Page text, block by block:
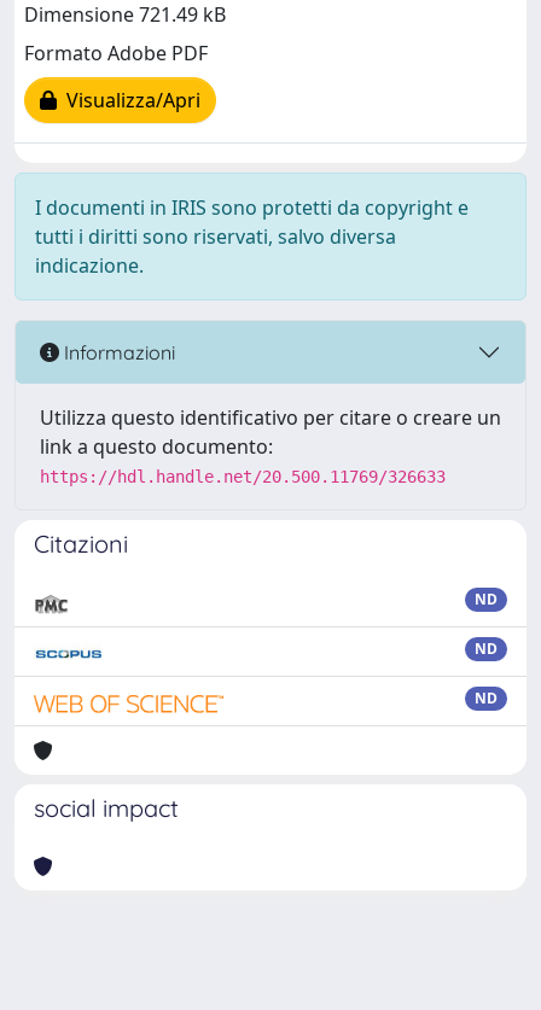
Dimensione 721.49 kB
Formato Adobe PDF
Visualizza/Apri
I documenti in IRIS sono protetti da copyright e
tutti i diritti sono riservati, salvo diversa
indicazione.
Informazioni
Utilizza questo identificativo per citare o creare un
link a questo documento:
https://hdl.handle.net/20.500.11769/326633
Citazioni
ND
ND
ND
social impact